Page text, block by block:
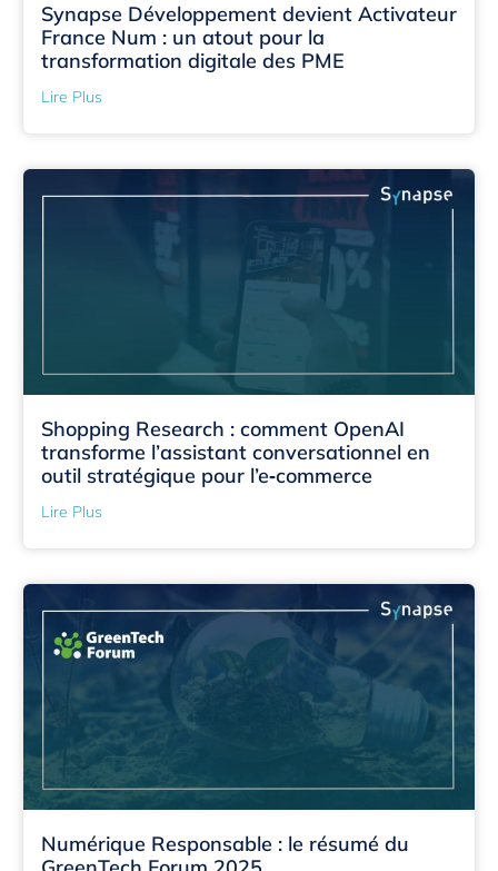
Synapse Développement devient Activateur
France Num : un atout pour la
transformation digitale des PME
Lire Plus
Shopping Research : comment OpenAI
transforme l’assistant conversationnel en
outil stratégique pour l’e‑commerce
Lire Plus
Numérique Responsable : le résumé du